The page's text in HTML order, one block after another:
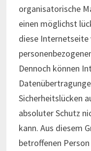
organisatorische
einen möglichst
diese
Dennoch können
Sicherheitslücken
absoluter Schutz
kann. Aus diesem
betroffenen